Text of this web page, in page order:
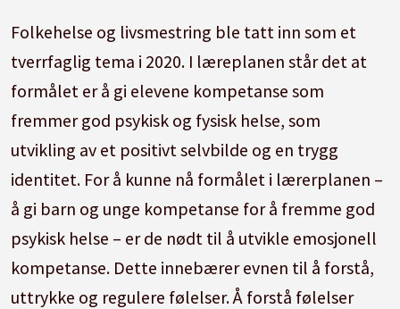
Folkehelse og livsmestring ble tatt inn som et
tverrfaglig tema i 2020. I læreplanen står det at
formålet er å gi elevene kompetanse som
fremmer god psykisk og fysisk helse, som
utvikling av et positivt selvbilde og en trygg
identitet. For å kunne nå formålet i lærerplanen –
å gi barn og unge kompetanse for å fremme god
psykisk helse – er de nødt til å utvikle emosjonell
kompetanse. Dette innebærer evnen til å forstå,
uttrykke og regulere følelser. Å forstå følelser